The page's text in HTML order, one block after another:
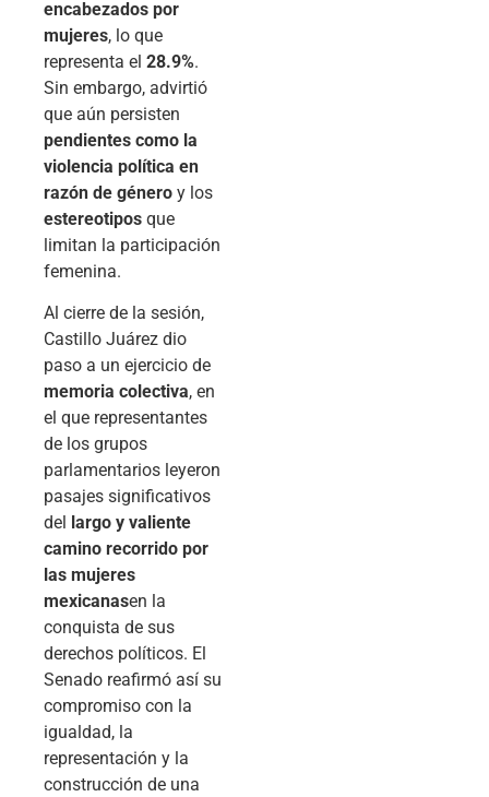
encabezados por
mujeres, lo que
representa el 28.9%.
Sin embargo, advirtió
que aún persisten
pendientes como la
violencia política en
razón de género y los
estereotipos que
limitan la participación
femenina.
Al cierre de la sesión,
Castillo Juárez dio
paso a un ejercicio de
memoria colectiva, en
el que representantes
de los grupos
parlamentarios leyeron
pasajes significativos
del largo y valiente
camino recorrido por
las mujeres
mexicanasen la
conquista de sus
derechos políticos. El
Senado reafirmó así su
compromiso con la
igualdad, la
representación y la
construcción de una